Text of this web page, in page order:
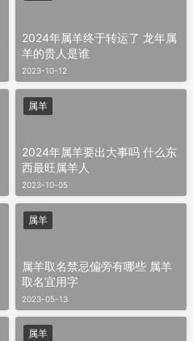
2024年属羊终于转运了 龙年属
羊的贵人是谁
2023-10-12
2024年属羊要出大事吗 什么东
西最旺属羊人
2023-10-05
属羊
属羊取名禁忌偏旁有哪些 属羊
取名宜用字
2023-05-13
属羊
属羊